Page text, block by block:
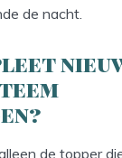
de nacht.
de topper